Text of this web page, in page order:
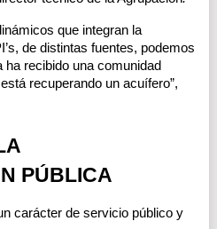
que integran la
de distintas fuentes, podemos
recibido una comunidad
recuperando un acuífero”,
PÚBLICA
carácter de servicio público y